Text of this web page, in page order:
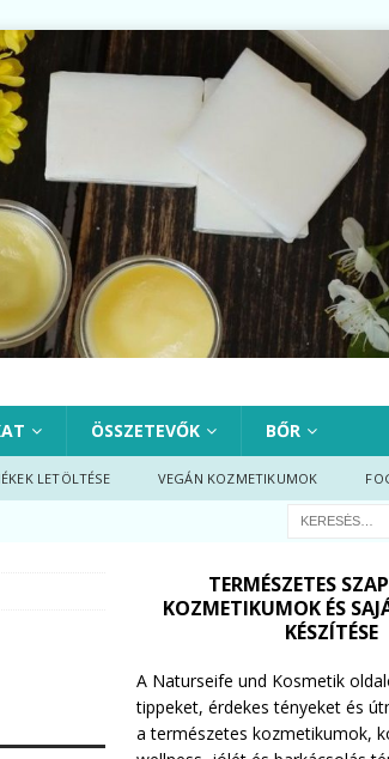
ÖSSZETEVŐK BŐR
LETÖLTÉSE VEGÁN KOZMETIKUMOK
TERMÉSZETES
KOZMETIKUMOK ÉS
KÉSZÍTÉSE
A Naturseife und Kosmetik
tippeket, érdekes tényeket és
a természetes kozmetikumok,